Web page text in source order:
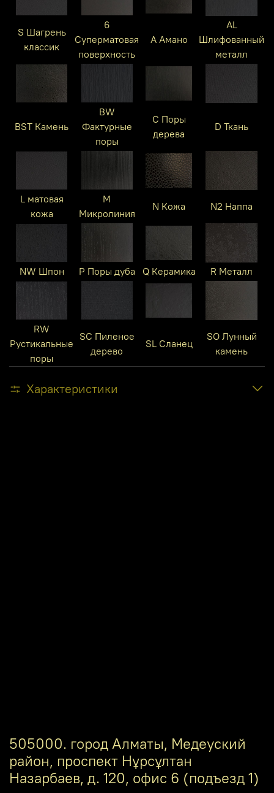
S Шагрень
классик
6
Суперматовая
поверхность
A Амано
AL
Шлифованный
металл
BST Камень
BW
Фактурные
поры
C Поры
дерева
D Ткань
L матовая
кожа
M
Микролиния
N Кожа N2 Наппа
NW Шпон P Поры дуба Q Керамика R Металл
RW
Рустикальные
поры
SC Пиленое
дерево
SL Сланец
SO Лунный
камень
Характеристики
505000. город Алматы, Медеуский
район, проспект Нұрсұлтан
Назарбаев, д. 120, офис 6 (подъезд 1)